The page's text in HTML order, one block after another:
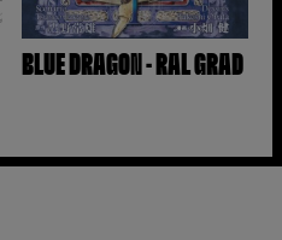
BLUE DRAGON - RAL GRAD